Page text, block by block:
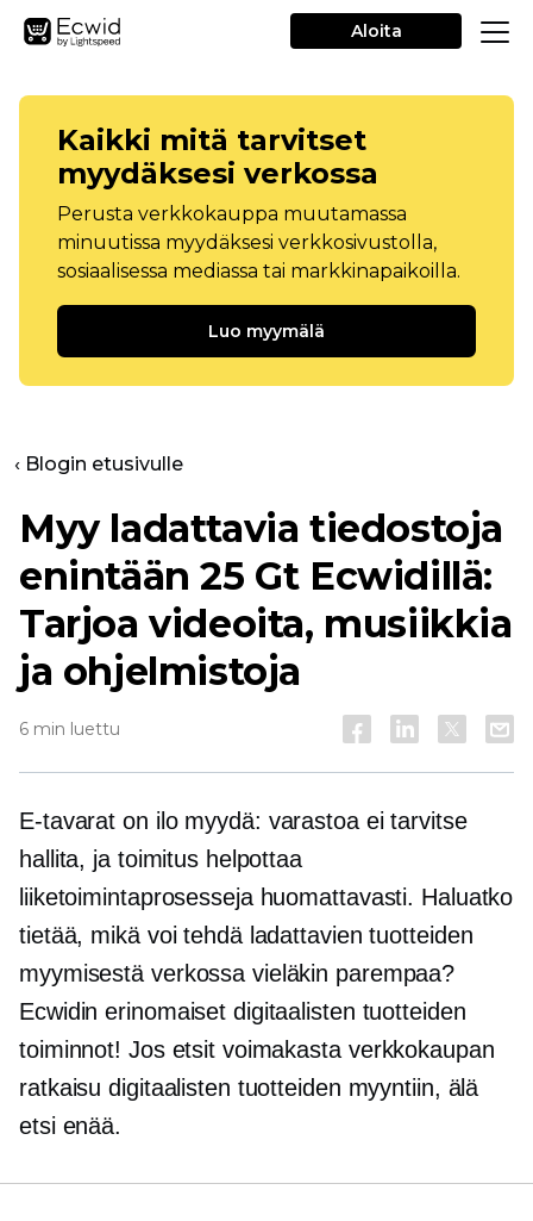
Aloita
Kaikki mitä tarvitset
myydäksesi verkossa
Perusta verkkokauppa muutamassa
minuutissa myydäksesi verkkosivustolla,
sosiaalisessa mediassa tai markkinapaikoilla.
Luo myymälä
‹ Blogin etusivulle
Myy ladattavia tiedostoja
enintään 25 Gt Ecwidillä:
Tarjoa videoita, musiikkia
ja ohjelmistoja
6 min luettu
E-tavarat on ilo myydä: varastoa ei tarvitse
hallita, ja toimitus helpottaa
liiketoimintaprosesseja huomattavasti. Haluatko
tietää, mikä voi tehdä ladattavien tuotteiden
myymisestä verkossa vieläkin parempaa?
Ecwidin erinomaiset digitaalisten tuotteiden
toiminnot! Jos etsit voimakasta verkkokaupan
ratkaisu digitaalisten tuotteiden myyntiin, älä
etsi enää.